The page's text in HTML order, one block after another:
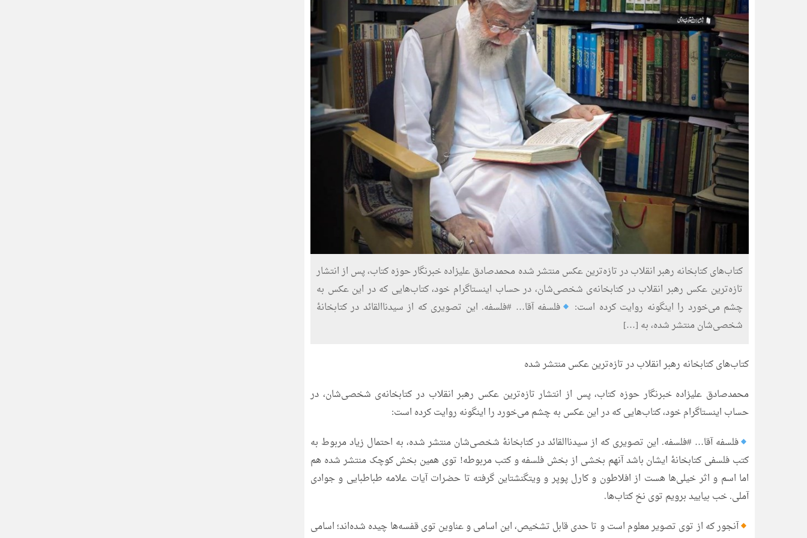
کتاب‌های کتابخانه رهبر انقلاب در تازه‌ترین عکس منتشر شده محمدصادق علیزاده خبرنگار حوزه کتاب، پس از انتشار
تازه‌ترین عکس رهبر انقلاب در کتابخانه‌ی شخصی‌شان، در حساب اینستاگرام خود، کتاب‌هایی که در این عکس به
چشم می‌خورد را اینگونه روایت کرده است:
فلسفه آقا… #فلسفه. این تصویری که از سیدناالقائد در کتابخانۀ
شخصی‌شان منتشر شده، به […]
کتاب‌های کتابخانه رهبر انقلاب در تازه‌ترین عکس منتشر شده
محمدصادق علیزاده خبرنگار حوزه کتاب، پس از انتشار تازه‌ترین عکس رهبر انقلاب در کتابخانه‌ی شخصی‌شان، در
حساب اینستاگرام خود، کتاب‌هایی که در این عکس به چشم می‌خورد را اینگونه روایت کرده است:
فلسفه آقا… #فلسفه. این تصویری که از سیدناالقائد در کتابخانۀ شخصی‌شان منتشر شده، به احتمال زیاد مربوط به
کتب فلسفی کتابخانۀ ایشان باشد آنهم بخشی از بخش فلسفه و کتب مربوطه! توی همین بخش کوچک منتشر شده هم
اما اسم و اثر خیلی‌ها هست از افلاطون و کارل پوپر و ویتگنشتاین گرفته تا حضرات آیات علامه طباطبایی و جوادی
آملی. خب بیایید برویم توی نخ کتاب‌ها.
آنجور که از توی تصویر معلوم است و تا حدی قابل تشخیص، این اسامی و عناوین توی قفسه‌ها چیده شده‌اند؛ اسامی